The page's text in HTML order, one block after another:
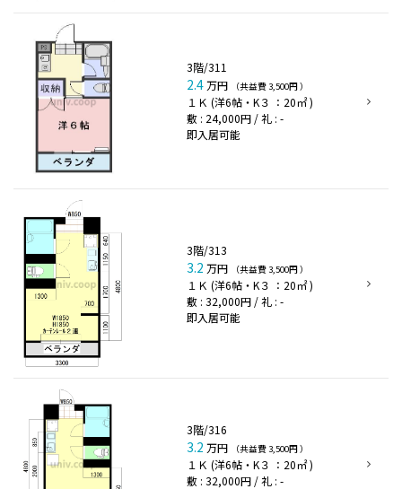
3階/311
2.4万円 （共益費 3,500円 ）
１Ｋ (洋6帖・K３ ：20㎡ )
敷 : 24,000円 / 礼 : -
即入居可能
3階/313
3.2 万円 （共益費 3,500円 ）
１Ｋ (洋6帖・K３ ：20㎡ )
敷 : 32,000円 / 礼 : -
即入居可能
3階/316
3.2 万円 （共益費 3,500円 ）
１Ｋ (洋6帖・K３ ：20㎡ )
敷 : 32,000円 / 礼 : -